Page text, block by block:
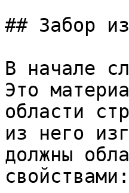
## Забор
В начале
Это
области
из него
должны